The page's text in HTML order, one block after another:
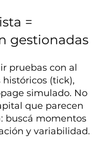
=
gestionadas
pruebas con al
(tick),
simulado. No
que parecen
buscá momentos
y variabilidad.